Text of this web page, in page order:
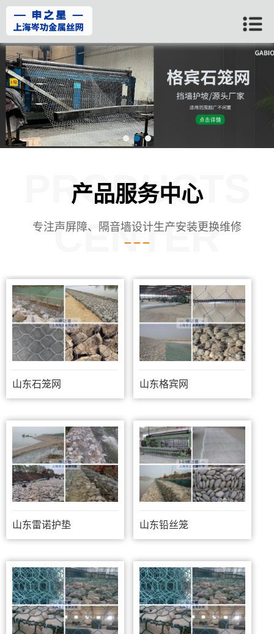
产品服务中心
PRODUCTS
CENTER
专注声屏障、隔音墙设计生产安装更换维修
山东石笼网 山东格宾网
山东雷诺护垫 山东铅丝笼